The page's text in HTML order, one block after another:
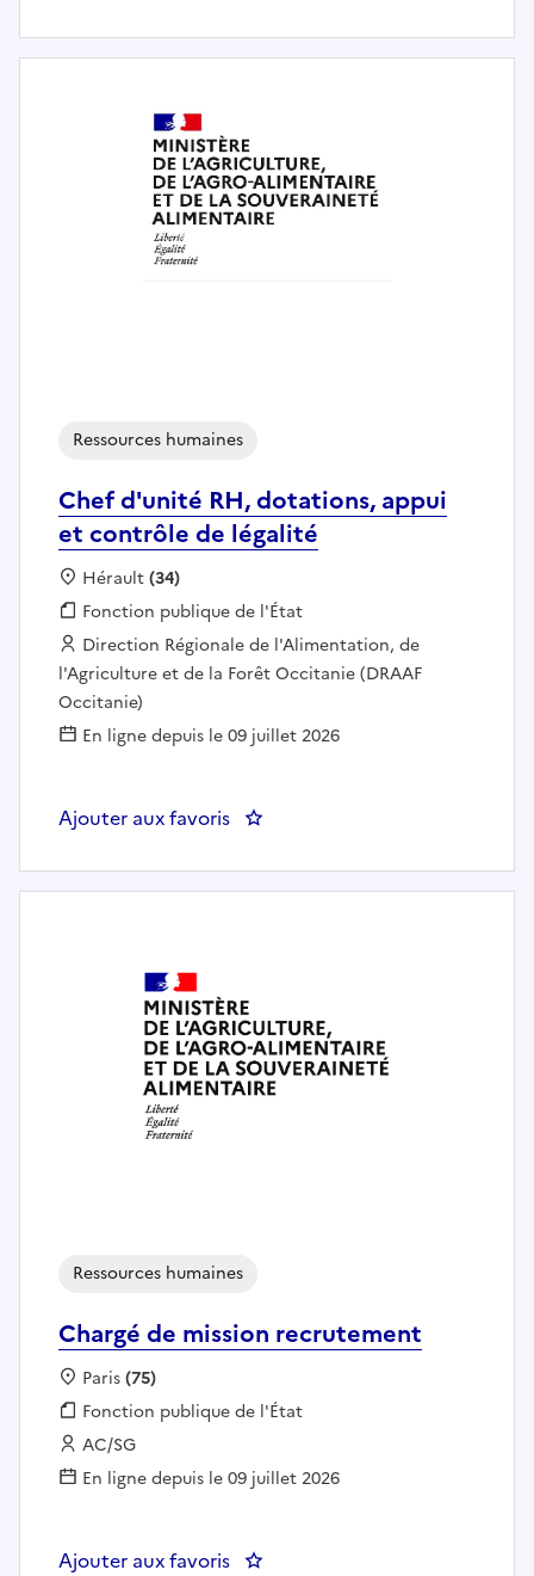
Chef d'unité RH, dotations, appui
et contrôle de légalité
Ressources humaines
Localisation :
Hérault(34)
Fonction publique :
Fonction publique de l'État
Employeur :
Direction Régionale de l'Alimentation, de
l'Agriculture et de la Forêt Occitanie (DRAAF
Occitanie)
En ligne depuis le 09 juillet 2026
Ajouter aux favoris : Chef d'unité RH, dotations,
Chargé de mission recrutement
Ressources humaines
Localisation :
Paris(75)
Fonction publique :
Fonction publique de l'État
Employeur :
AC/SG
En ligne depuis le 09 juillet 2026
Ajouter aux favoris : Chargé de mission recrutement